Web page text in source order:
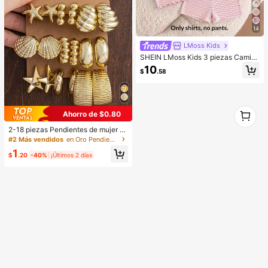
Ahorro de $0.80
2-18 piezas Pendientes de mujer c
on elementos de estrella de mar y c
para uso diario durante todo el año
#2 Más vendidos en Oro Pendientes colgantes de mujer
$1 .20 -40% ¡Últimos 2 días
14
LMoss Kids
SHEIN LMoss Kids 3 piezas Camise
tas de punto casual de cuello redon
do para niña bebé, adorables con e
$10.58